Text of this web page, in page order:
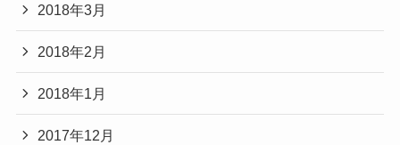
2018年3月
2018年2月
2018年1月
2017年12月